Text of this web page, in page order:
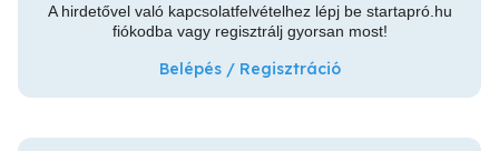
A hirdetővel való kapcsolatfelvételhez lépj be startapró.hu
fiókodba vagy regisztrálj gyorsan most!
Belépés / Regisztráció